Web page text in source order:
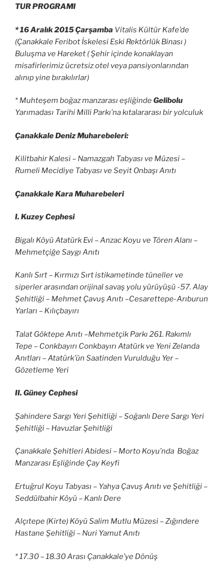
TUR PROGRAMI
* 16 Aralık 2015 Çarşamba Vitalis Kültür Kafe’de
(Çanakkale Feribot İskelesi Eski Rektörlük Binası )
Buluşma ve Hareket ( Şehir içinde konaklayan
misafirlerimiz ücretsiz otel veya pansiyonlarından
alınıp yine bırakılırlar)
* Muhteşem boğaz manzarası eşliğindeGelibolu
Yarımadası Tarihi Milli Parkı’na kıtalararası bir yolculuk
Çanakkale Deniz Muharebeleri:
Kilitbahir Kalesi – Namazgah Tabyası ve Müzesi –
Rumeli Mecidiye Tabyası ve Seyit Onbaşı Anıtı
Çanakkale Kara Muharebeleri
I. Kuzey Cephesi
Bigalı Köyü Atatürk Evi – Anzac Koyu ve Tören Alanı –
Mehmetçiğe Saygı Anıtı
Kanlı Sırt – Kırmızı Sırt istikametinde tüneller ve
siperler arasından orijinal savaş yolu yürüyüşü -57. Alay
Şehitliği – Mehmet Çavuş Anıtı –Cesarettepe-Arıburun
Yarları – Kılıçbayırı
Talat Göktepe Anıtı –Mehmetçik Parkı 261. Rakımlı
Tepe – Conkbayırı Conkbayırı Atatürk ve Yeni Zelanda
Anıtları – Atatürk’ün Saatinden Vurulduğu Yer –
Gözetleme Yeri
II. Güney Cephesi
Şahindere Sargı Yeri Şehitliği – Soğanlı Dere Sargı Yeri
Şehitliği – Havuzlar Şehitliği
Çanakkale Şehitleri Abidesi – Morto Koyu’nda Boğaz
Manzarası Eşliğinde Çay Keyfi
Ertuğrul Koyu Tabyası – Yahya Çavuş Anıtı ve Şehitliği –
Seddülbahir Köyü – Kanlı Dere
Alçıtepe (Kirte) Köyü Salim Mutlu Müzesi – Zığındere
Hastane Şehitliği – Nuri Yamut Anıtı
* 17.30 – 18.30 Arası Çanakkale’ye Dönüş